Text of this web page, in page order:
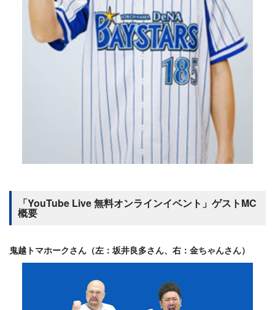
「YouTube Live 無料オンラインイベント」ゲストMC
概要
鬼越トマホークさん（左：坂井良多さん、右：金ちゃんさん）